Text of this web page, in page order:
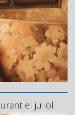
el juliol